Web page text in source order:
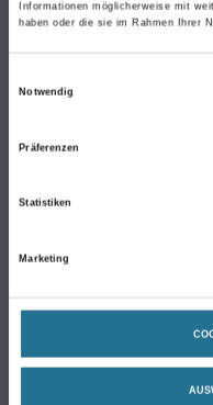
Informationen möglicherweise mit
haben oder die sie im Rahmen Ihrer
Notwendig
Präferenzen
Statistiken
Marketing
Trockenbau
Werkzeug & Maschinen
Standorte
Bodenbeläge